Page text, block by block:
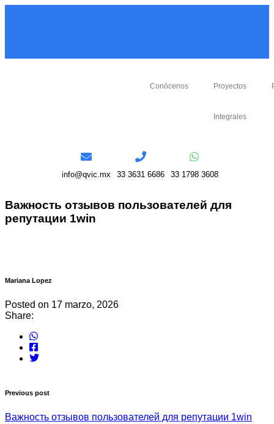
Conócenos Proyectos
Integrales
info@qvic.mx 33 3631 6686 33 1798 3608
Важность отзывов пользователей для
репутации 1win
Mariana Lopez
Posted on 17 marzo, 2026
Share:
Share this on WhatsApp
Share this on FaceBook
Share this on Twitter
Previous post
Важность отзывов пользователей для репутации 1win